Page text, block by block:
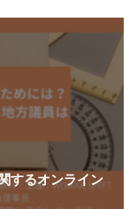
するオンライン